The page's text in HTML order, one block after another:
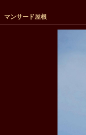
マンサード屋根